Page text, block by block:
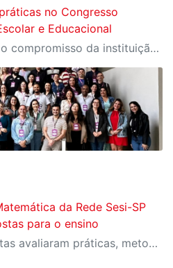
no Congresso
e Educacional
A participação reafirma o compromisso da instituição com a área como uma ferramenta essencial para a transformação social
da Rede Sesi-SP
para o ensino
Professores e especialistas avaliaram práticas, metodologias e pesquisas atuais no ensino e aprendizagem da disciplina